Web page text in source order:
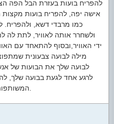
להפריח בועות בעזרת הבל הפה
אישה יפה, להפריח בועות
כמו מרבדי דשא, ולהפריח.
ולשחרר אותה לאוויר, לתת לה
ידי האוויר,ובסוף להתאחד עם
מילה לבועה צבעונית
לבועה שלך את הבועות של
לרגע אחד לגעת בבועה שלך,